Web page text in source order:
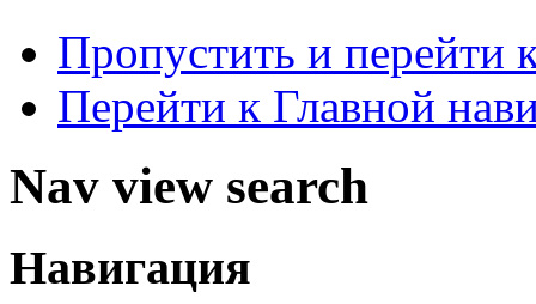
Пропустить и перейти
Перейти к Главной
Nav view search
Навигация